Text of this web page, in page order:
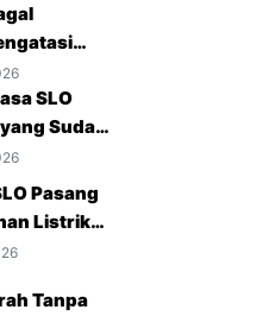
Publik
SLO
Sudah
Pasang
Listrik
Biaya
Tanpa